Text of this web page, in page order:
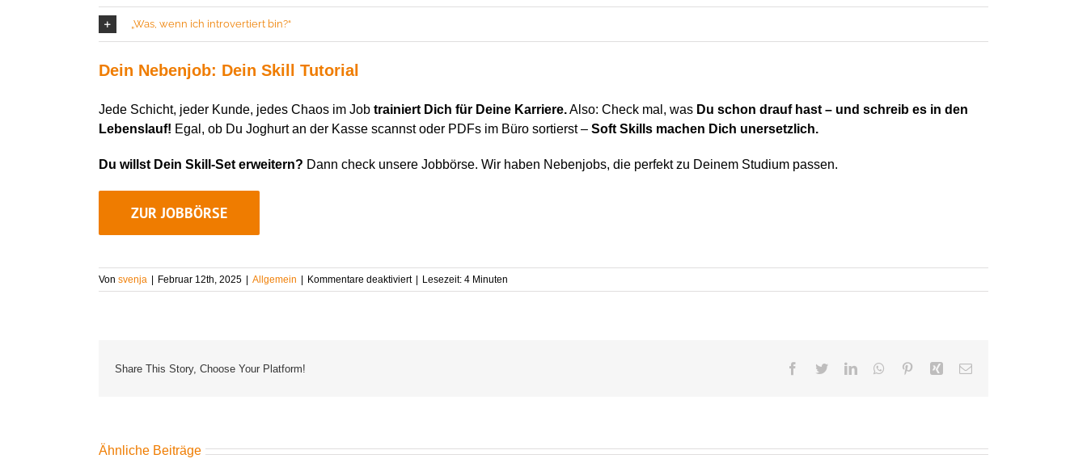
„Was, wenn ich introvertiert bin?“
Dein Nebenjob: Dein Skill Tutorial
Jede Schicht, jeder Kunde, jedes Chaos im Job trainiert Dich für Deine Karriere.Also: Check mal, was Du schon drauf hast – und schreib es in den
Lebenslauf! Egal, ob Du Joghurt an der Kasse scannst oder PDFs im Büro sortierst – Soft Skills machen Dich unersetzlich.
Du willst Dein Skill-Set erweitern? Dann check unsere Jobbörse. Wir haben Nebenjobs, die perfekt zu Deinem Studium passen.
ZUR JOBBÖRSE
Von svenja Februar 12th, 2025 Allgemein Kommentare deaktiviertfür
Soft
Lesezeit: 4 Minuten
Share This Story, Choose Your Platform! Facebook
TwitterLinkedInWhatsApp
PinterestXing E-
Ähnliche Beiträge